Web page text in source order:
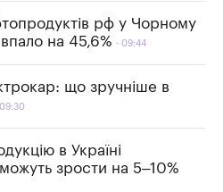
рф у Чорному
на 45,6%
09:44
що зручніше в
09:30
в Україні
зрости на 5–10%